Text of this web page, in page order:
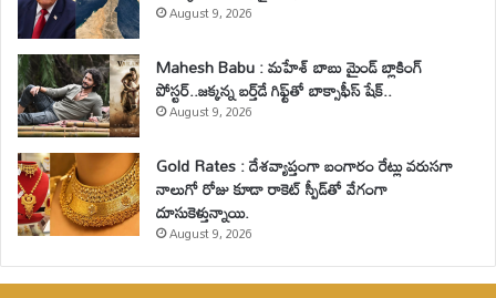
August 9, 2026
Mahesh Babu : మహేశ్‌ బాబు మైండ్ బ్లాకింగ్
పోస్టర్..జక్కన్న బర్త్‌డే గిఫ్ట్‌తో బాక్సాఫీస్ షేక్..
August 9, 2026
Gold Rates : దేశవ్యాప్తంగా బంగారం రేట్లు వరుసగా
నాలుగో రోజు కూడా రాకెట్ స్పీడ్‌తో వేగంగా
దూసుకెళ్తున్నాయి.
August 9, 2026